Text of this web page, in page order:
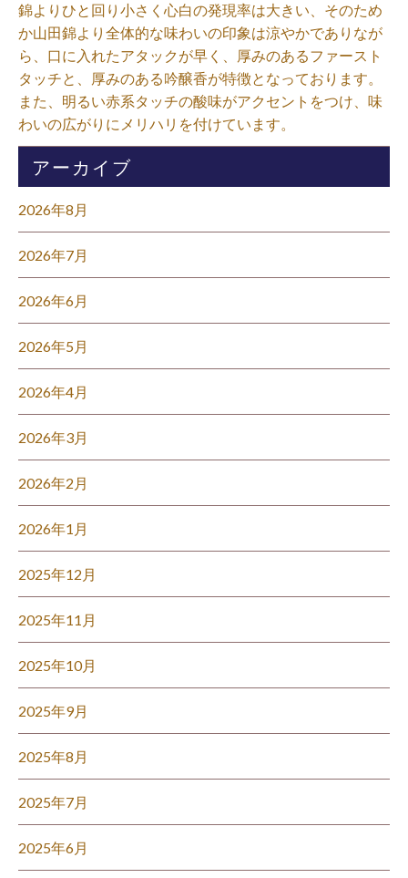
錦よりひと回り小さく心白の発現率は大きい、そのため
か山田錦より全体的な味わいの印象は涼やかでありなが
ら、口に入れたアタックが早く、厚みのあるファースト
タッチと、厚みのある吟醸香が特徴となっております。
また、明るい赤系タッチの酸味がアクセントをつけ、味
わいの広がりにメリハリを付けています。⁡
アーカイブ
2026年8月
2026年7月
2026年6月
2026年5月
2026年4月
2026年3月
2026年2月
2026年1月
2025年12月
2025年11月
2025年10月
2025年9月
2025年8月
2025年7月
2025年6月